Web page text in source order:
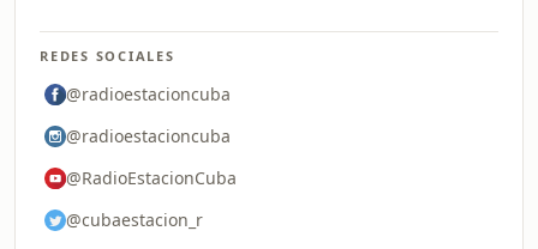
REDES SOCIALES
@radioestacioncuba
@radioestacioncuba
@RadioEstacionCuba
@cubaestacion_r